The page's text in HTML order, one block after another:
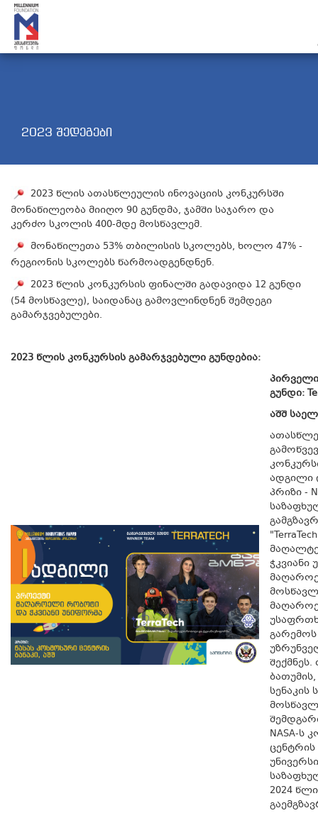
2023 შედეგები
2023 წლის ათასწლეულის ინოვაციის კონკურსში
მონაწილეობა მიიღო 90 გუნდმა, ჯამში საჯარო და
კერძო სკოლის 400-მდე მოსწავლემ.
მონაწილეთა 53% თბილისის სკოლებს, ხოლო 47% -
რეგიონის სკოლებს წარმოადგენდნენ.
2023 წლის კონკურსის ფინალში გადავიდა 12 გუნდი
(54 მოსწავლე), საიდანაც გამოვლინდნენ შემდეგი
გამარჯვებულები.
2023 წლის კონკურსის გამარჯვებული გუნდებია:
გუნდი:
აშშ
ადგილი
პრიზი -
ჭკვიანი
გარემოს
სენაკის
NASA-ს
ცენტრის
2024